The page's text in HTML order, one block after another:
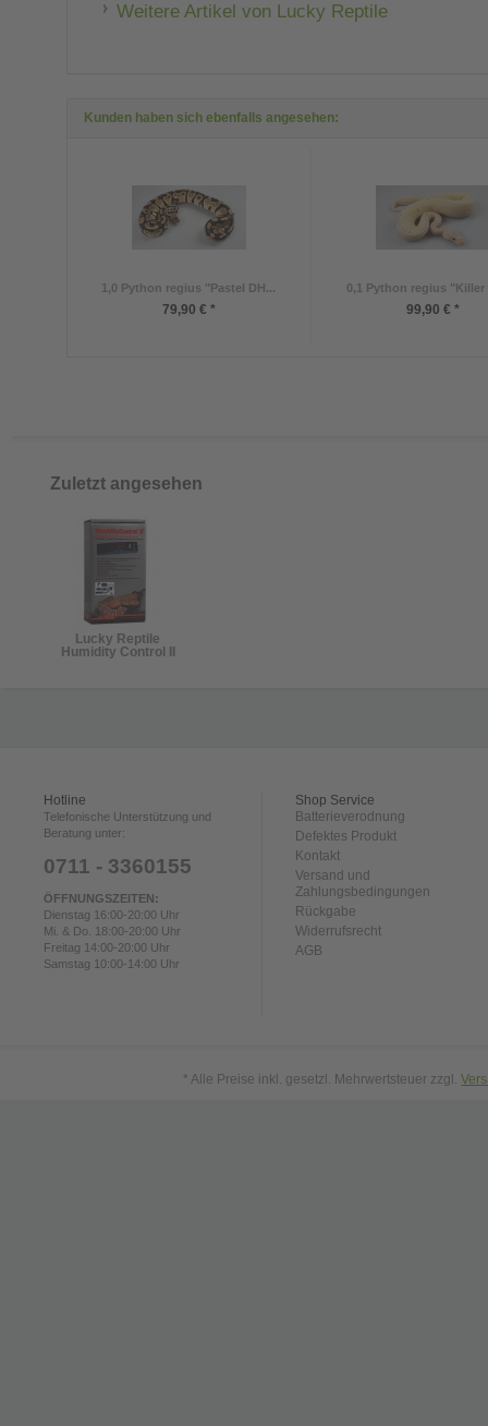
Weitere Artikel von Lucky Reptile
Kunden haben sich ebenfalls angesehen:
1,0 Python regius "Pastel DH...
79,90 € *
0,1 Python regius "Killer
99,90 € *
Zuletzt angesehen
Lucky Reptile
Humidity Control II
Hotline
Telefonische Unterstützung und
Beratung unter:
0711 - 3360155
ÖFFNUNGSZEITEN:
Dienstag 16:00-20:00 Uhr
Mi. & Do. 18:00-20:00 Uhr
Freitag 14:00-20:00 Uhr
Samstag 10:00-14:00 Uhr
Shop Service
Batterieverodnung
Defektes Produkt
Kontakt
Versand und
Zahlungsbedingungen
Rückgabe
Widerrufsrecht
AGB
* Alle Preise inkl. gesetzl. Mehrwertsteuer zzgl.